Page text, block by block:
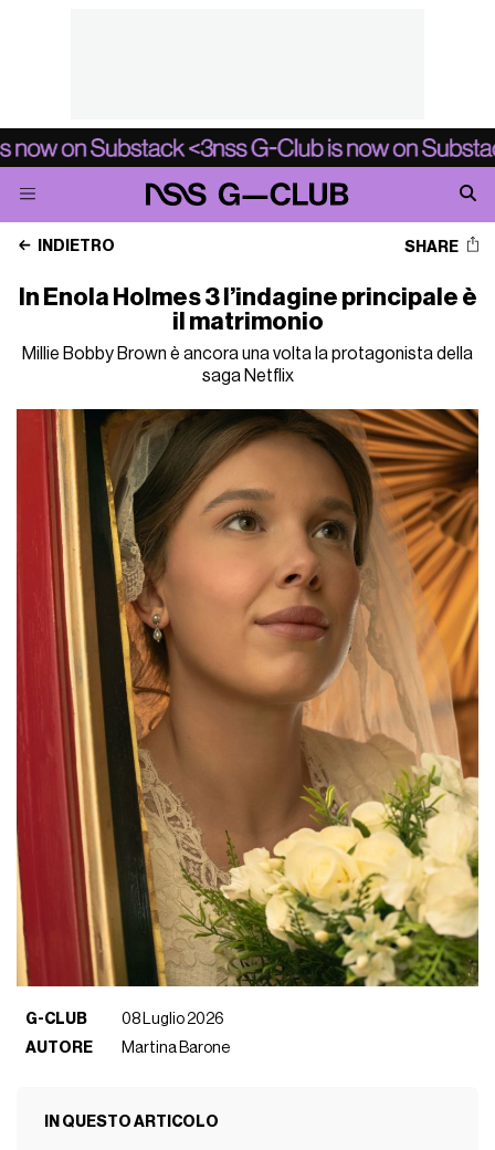
INDIETRO SHARE
In Enola Holmes 3 l’indagine principale è
il matrimonio
Millie Bobby Brown è ancora una volta la protagonista della
saga Netflix
G-CLUB
08 Luglio 2026
AUTORE
Martina Barone
IN QUESTO ARTICOLO